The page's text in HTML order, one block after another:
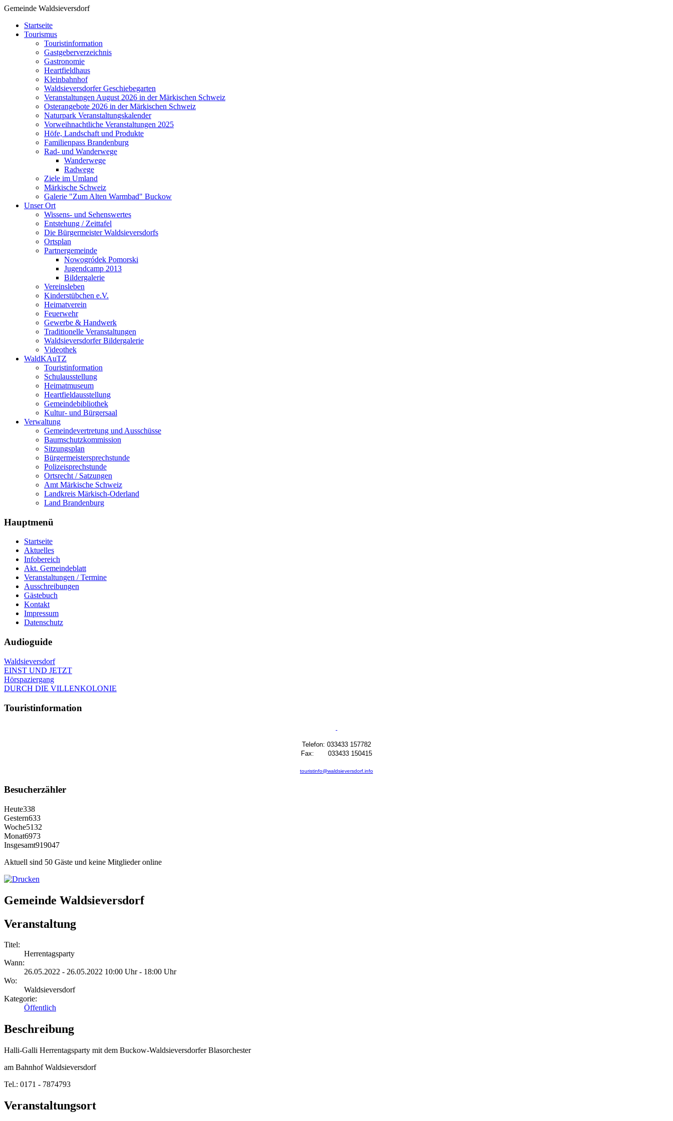
Gemeinde Waldsieversdorf
Startseite
Tourismus
Touristinformation
Gastgeberverzeichnis
Gastronomie
Heartfieldhaus
Kleinbahnhof
Waldsieversdorfer Geschiebegarten
Veranstaltungen August 2026 in der Märkischen Schweiz
Osterangebote 2026 in der Märkischen Schweiz
Naturpark Veranstaltungskalender
Vorweihnachtliche Veranstaltungen 2025
Höfe, Landschaft und Produkte
Familienpass Brandenburg
Rad- und Wanderwege
Wanderwege
Radwege
Ziele im Umland
Märkische Schweiz
Galerie "Zum Alten Warmbad" Buckow
Unser Ort
Wissens- und Sehenswertes
Entstehung / Zeittafel
Die Bürgermeister Waldsieversdorfs
Ortsplan
Partnergemeinde
Nowogródek Pomorski
Jugendcamp 2013
Bildergalerie
Vereinsleben
Kinderstübchen e.V.
Heimatverein
Feuerwehr
Gewerbe & Handwerk
Traditionelle Veranstaltungen
Waldsieversdorfer Bildergalerie
Videothek
WaldKAuTZ
Touristinformation
Schulausstellung
Heimatmuseum
Heartfieldausstellung
Gemeindebibliothek
Kultur- und Bürgersaal
Verwaltung
Gemeindevertretung und Ausschüsse
Baumschutzkommission
Sitzungsplan
Bürgermeistersprechstunde
Polizeisprechstunde
Ortsrecht / Satzungen
Amt Märkische Schweiz
Landkreis Märkisch-Oderland
Land Brandenburg
Hauptmenü
Startseite
Aktuelles
Infobereich
Akt. Gemeindeblatt
Veranstaltungen / Termine
Ausschreibungen
Gästebuch
Kontakt
Impressum
Datenschutz
Audioguide
Waldsieversdorf
EINST UND JETZT
Hörspaziergang
DURCH DIE VILLENKOLONIE
Touristinformation
Telefon: 033433 157782
Fax: 033433 150415
touristinfo@waldsieversdorf.info
Besucherzähler
Heute338
Gestern633
Woche5132
Monat6973
Insgesamt919047
Aktuell sind 50 Gäste und keine Mitglieder online
Gemeinde Waldsieversdorf
Veranstaltung
Titel:
Herrentagsparty
Wann:
26.05.2022 - 26.05.2022 10:00 Uhr - 18:00 Uhr
Wo:
Waldsieversdorf
Kategorie:
Öffentlich
Beschreibung
Halli-Galli Herrentagsparty mit dem Buckow-Waldsieversdorfer Blasorchester
am Bahnhof Waldsieversdorf
Tel.: 0171 - 7874793
Veranstaltungsort